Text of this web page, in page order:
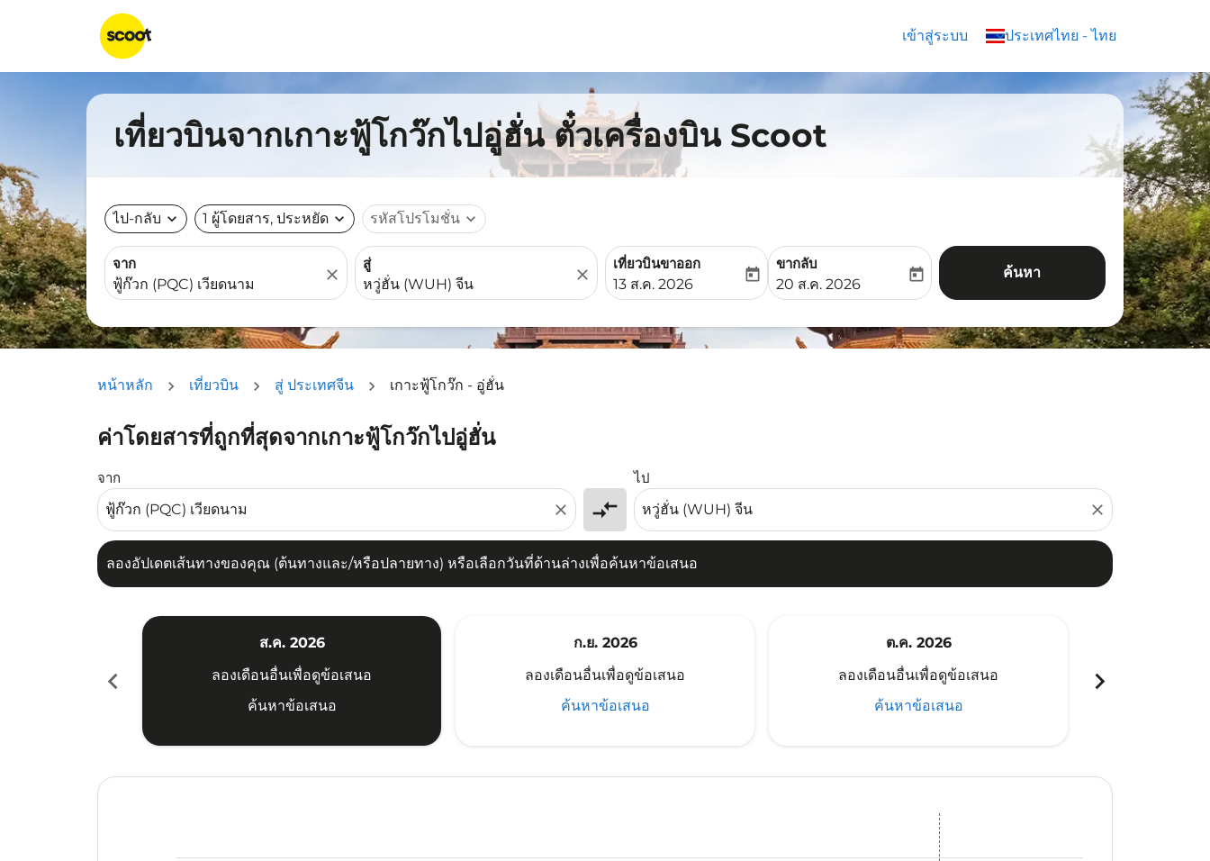
เข้าสู่ระบบ ประเทศไทย - ไทย
keyboard_arrow_down
เที่ยวบินจากเกาะฟู้โกว๊กไปอู่ฮั่น ตั๋วเครื่องบิน Scoot
ไป-กลับ expand_more 1 ผู้โดยสาร, ประหยัด expand_more รหัสโปรโมชั่น expand_more
จาก
close
สู่
close
เที่ยวบินขาออก
fc-booking-departure-date-aria-label
13 ส.ค. 2026
today
ขากลับ
fc-booking-return-date-aria-label
20 ส.ค. 2026
today ค้นหา
หน้าหลัก เที่ยวบิน สู่ ประเทศจีน เกาะฟู้โกว๊ก - อู่ฮั่น
ค่าโดยสารที่ถูกที่สุดจากเกาะฟู้โกว๊กไปอู่ฮั่น
จาก
close compare_arrows
ไป
close
ลองอัปเดตเส้นทางของคุณ (ต้นทางและ/หรือปลายทาง) หรือเลือกวันที่ด้านล่างเพื่อค้นหาข้อเสนอ
ลองอัปเดตเส้นทางของคุณ (ต้นทางและ/หรือปลายทาง) หรือเลือกวันที่ด้านล่างเพื่อค้นหาข้อเสนอ
chevron_left
ส.ค. 2026
ลองเดือนอื่นเพื่อดูข้อเสนอ
ค้นหาข้อเสนอ
ก.ย. 2026
ลองเดือนอื่นเพื่อดูข้อเสนอ
ค้นหาข้อเสนอ
ต.ค. 2026
ลองเดือนอื่นเพื่อดูข้อเสนอ
ค้นหาข้อเสนอ
chevron_right
PQC–WUH: cmp-view-offers-disclaimer. ค้นหาข้อเสนอ
PQC–WUH: cmp-view-offers-disclaimer. ค้นหาข้อเสนอ
PQC–WUH: cmp-view-offers-disclaimer. ค้นหาข้อเสนอ
PQC–WUH: cmp-view-offers-disclaimer. ค้นหาข้อเสนอ
PQC–WUH: cmp-view-offers-disclaimer. ค้นหาข้อเสนอ
PQC–WUH: cmp-view-offers-disclaimer. ค้นหาข้อเสนอ
PQC–WUH: cmp-view-offers-disclaimer. ค้นหาข้อเสนอ
PQC–WUH: cmp-view-offers-disclaimer. ค้นหาข้อเสนอ
PQC–WUH: cmp-view-offers-disclaimer. ค้นหาข้อเสนอ
PQC–WUH: cmp-view-offers-disclaimer. ค้นหาข้อเสน
PQC–WUH: cmp-view-offers-disclaimer. ค้นหาข้
PQC–WUH: cmp-view-offers-disclaimer. ค้น